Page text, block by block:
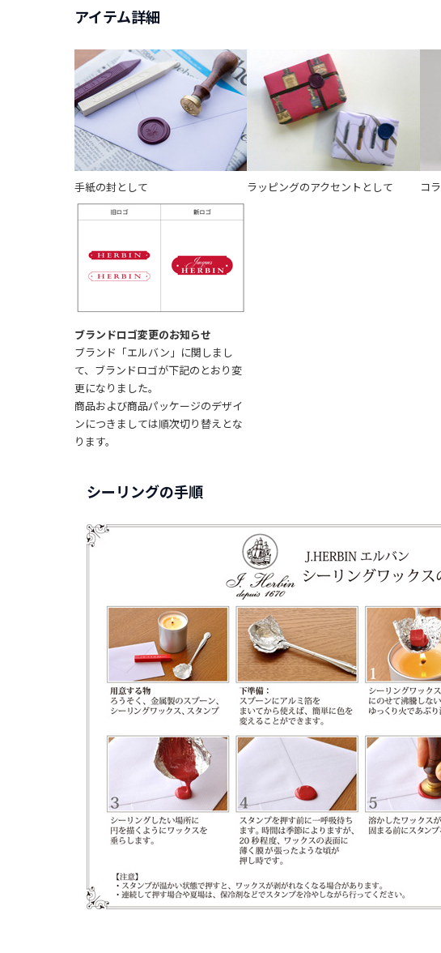
アイテム詳細
手紙の封として ラッピングのアクセントとして コ
ブランドロゴ変更のお知らせ
ブランド「エルバン」に関しまし
て、ブランドロゴが下記のとおり変
更になりました。
商品および商品パッケージのデザイ
ンにつきましては順次切り替えとな
ります。
シーリングの手順